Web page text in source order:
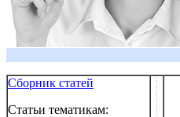
Сборник статей
Статьи тематикам: